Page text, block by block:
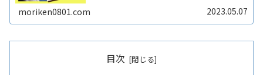
moriken0801.com 2023.05.07
目次